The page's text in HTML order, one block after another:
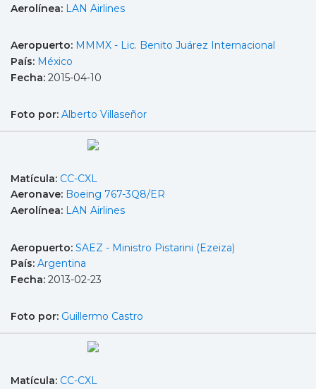
Aerolínea: LAN Airlines
Aeropuerto: MMMX - Lic. Benito Juárez Internacional
País: México
Fecha: 2015-04-10
Foto por: Alberto Villaseñor
Matícula: CC-CXL
Aeronave: Boeing 767-3Q8/ER
Aerolínea: LAN Airlines
Aeropuerto: SAEZ - Ministro Pistarini (Ezeiza)
País: Argentina
Fecha: 2013-02-23
Foto por: Guillermo Castro
Matícula: CC-CXL